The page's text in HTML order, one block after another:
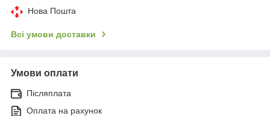
Нова Пошта
Всі умови доставки
Умови оплати
Післяплата
Оплата на рахунок